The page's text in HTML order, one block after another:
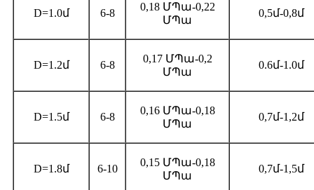
D=1.0մ 6-8
0,18 ՄՊա-0,22
ՄՊա
0,5մ-0,8մ
D=1.2մ 6-8
0,17 ՄՊա-0,2
ՄՊա
0.6մ-1.0մ
D=1.5մ 6-8
0,16 ՄՊա-0,18
ՄՊա
0,7մ-1,2մ
D=1.8մ 6-10
0,15 ՄՊա-0,18
ՄՊա
0,7մ-1,5մ